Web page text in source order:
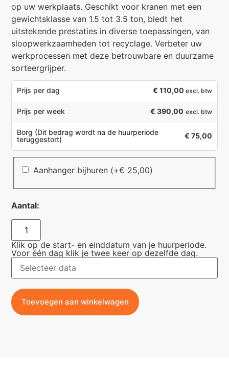
op uw werkplaats. Geschikt voor kranen met een
gewichtsklasse van 1.5 tot 3.5 ton, biedt het
uitstekende prestaties in diverse toepassingen, van
sloopwerkzaamheden tot recyclage. Verbeter uw
werkprocessen met deze betrouwbare en duurzame
sorteergrijper.
Prijs per dag € 110,00 excl. btw
Prijs per week € 390,00 excl. btw
Borg (Dit bedrag wordt na de huurperiode
teruggestort)
€ 75,00
Aanhanger bijhuren (+€ 25,00)
Aantal:
Klik op de start- en einddatum van je huurperiode.
Voor één dag klik je twee keer op dezelfde dag.
Toevoegen aan winkelwagen